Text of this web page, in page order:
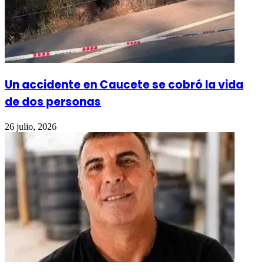
Un accidente en Caucete se cobró la vida
de dos personas
26 julio, 2026